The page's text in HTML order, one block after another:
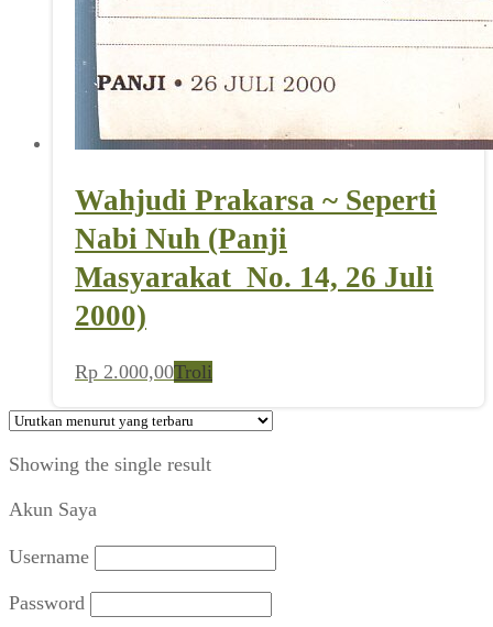
Wahjudi Prakarsa ~ Seperti
Nabi Nuh (Panji
Masyarakat_No. 14, 26 Juli
2000)
Rp 2.000,00Troli
Showing the single result
Akun Saya
Username
Password